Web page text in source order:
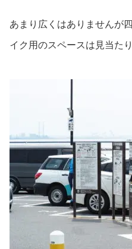
あまり広くはありませんが
イク用のスペースは見当たり